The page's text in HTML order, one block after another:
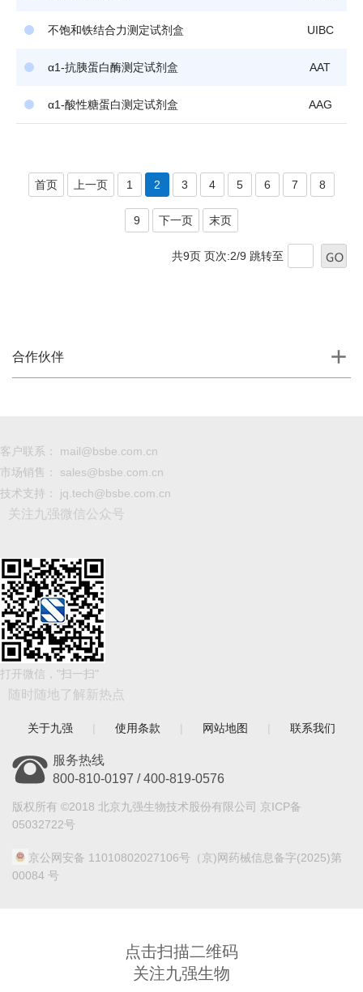
不饱和铁结合力测定试剂盒 UIBC
α1-抗胰蛋白酶测定试剂盒 AAT
α1-酸性糖蛋白测定试剂盒 AAG
首页 上一页 1 2 3 4 5 6 7 8
9 下一页 末页
共9页 页次:2/9 跳转至
合作伙伴
客户联系： mail@bsbe.com.cn
市场销售： sales@bsbe.com.cn
技术支持： jq.tech@bsbe.com.cn
关注九强微信公众号
打开微信，"扫一扫"
随时随地了解新热点
关于九强 | 使用条款 | 网站地图 | 联系我们
服务热线
800-810-0197 / 400-819-0576
版权所有 ©2018 北京九强生物技术股份有限公司 京ICP备
05032722号
京公网安备 11010802027106号 （京)网药械信息备字(2025)第
00084 号
点击扫描二维码
关注九强生物